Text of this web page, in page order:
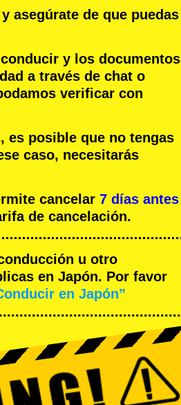
asegúrate de que puedas
y los documentos
a través de chat o
verificar con
es posible que no tengas
caso, necesitarás
cancelar 7 días antes
de cancelación.
u otro
en Japón. Por favor
en Japón”